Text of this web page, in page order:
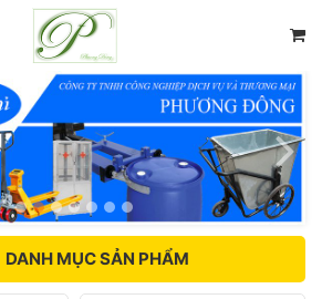
DANH MỤC SẢN PHẨM